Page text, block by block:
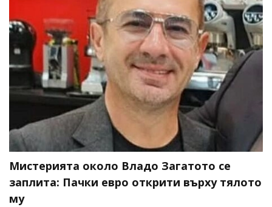
Мистерията около Владо Загатото се
заплита: Пачки евро открити върху тялото
му